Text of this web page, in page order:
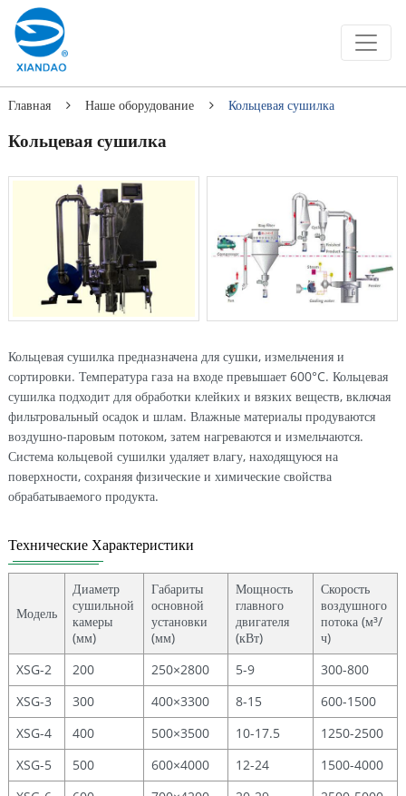
Главная Наше оборудование Кольцевая сушилка
Кольцевая сушилка
Кольцевая сушилка предназначена для сушки, измельчения и
сортировки. Температура газа на входе превышает 600°C. Кольцевая
сушилка подходит для обработки клейких и вязких веществ, включая
фильтровальный осадок и шлам. Влажные материалы продуваются
воздушно-паровым потоком, затем нагреваются и измельчаются.
Система кольцевой сушилки удаляет влагу, находящуюся на
поверхности, сохраняя физические и химические свойства
обрабатываемого продукта.
Технические Характеристики
Модель
Диаметр
сушильной
камеры
(мм)
Габариты
основной
установки
(мм)
Мощность
главного
двигателя
(кВт)
Скорость
воздушного
потока (м³/
ч)
XSG-2
200 250×2800 5-9
300-800
XSG-3
300 400×3300 8-15
600-1500
XSG-4
400 500×3500 10-17.5
1250-2500
XSG-5
500 600×4000 12-24
1500-4000